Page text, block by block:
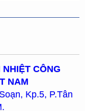
CÔNG
NAM
Kp.5, P.Tân